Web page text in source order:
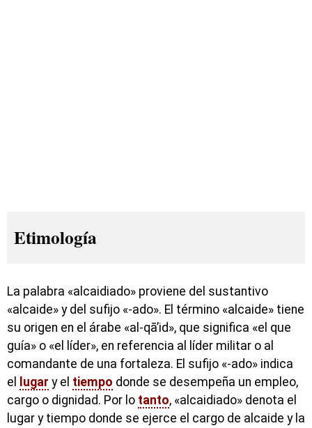
Etimología
La palabra «alcaidiado» proviene del sustantivo
«alcaide» y del sufijo «-ado». El término «alcaide» tiene
su origen en el árabe «al-qā’id», que significa «el que
guía» o «el líder», en referencia al líder militar o al
comandante de una fortaleza. El sufijo «-ado» indica
el
lugar y el tiempo donde se desempeña un empleo,
cargo o dignidad. Por lo tanto, «alcaidiado» denota el
lugar y tiempo donde se ejerce el cargo de alcaide y la